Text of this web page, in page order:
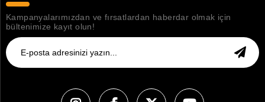
Kampanyalarımızdan ve fırsatlardan haberdar olmak için
bültenimize kayıt olun!